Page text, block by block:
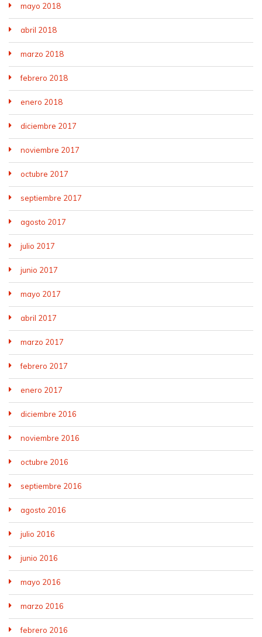
mayo 2018
abril 2018
marzo 2018
febrero 2018
enero 2018
diciembre 2017
noviembre 2017
octubre 2017
septiembre 2017
agosto 2017
julio 2017
junio 2017
mayo 2017
abril 2017
marzo 2017
febrero 2017
enero 2017
diciembre 2016
noviembre 2016
octubre 2016
septiembre 2016
agosto 2016
julio 2016
junio 2016
mayo 2016
marzo 2016
febrero 2016